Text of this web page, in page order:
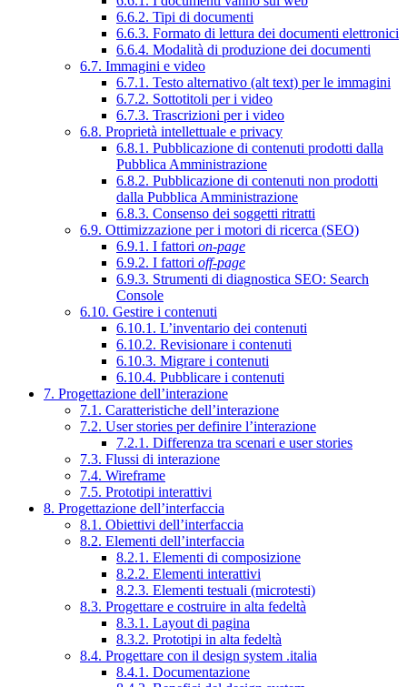
6.6.2. Tipi di documenti
6.6.3. Formato di lettura dei documenti elettronici
6.6.4. Modalità di produzione dei documenti
6.7. Immagini e video
6.7.1. Testo alternativo (alt text) per le immagini
6.7.2. Sottotitoli per i video
6.7.3. Trascrizioni per i video
6.8. Proprietà intellettuale e privacy
6.8.1. Pubblicazione di contenuti prodotti dalla
Pubblica Amministrazione
6.8.2. Pubblicazione di contenuti non prodotti
dalla Pubblica Amministrazione
6.8.3. Consenso dei soggetti ritratti
6.9. Ottimizzazione per i motori di ricerca (SEO)
6.9.1. I fattori on-page
6.9.2. I fattori off-page
6.9.3. Strumenti di diagnostica SEO: Search
Console
6.10. Gestire i contenuti
6.10.1. L’inventario dei contenuti
6.10.2. Revisionare i contenuti
6.10.3. Migrare i contenuti
6.10.4. Pubblicare i contenuti
7. Progettazione dell’interazione
7.1. Caratteristiche dell’interazione
7.2. User stories per definire l’interazione
7.2.1. Differenza tra scenari e user stories
7.3. Flussi di interazione
7.4. Wireframe
7.5. Prototipi interattivi
8. Progettazione dell’interfaccia
8.1. Obiettivi dell’interfaccia
8.2. Elementi dell’interfaccia
8.2.1. Elementi di composizione
8.2.2. Elementi interattivi
8.2.3. Elementi testuali (microtesti)
8.3. Progettare e costruire in alta fedeltà
8.3.1. Layout di pagina
8.3.2. Prototipi in alta fedeltà
8.4. Progettare con il design system .italia
8.4.1. Documentazione